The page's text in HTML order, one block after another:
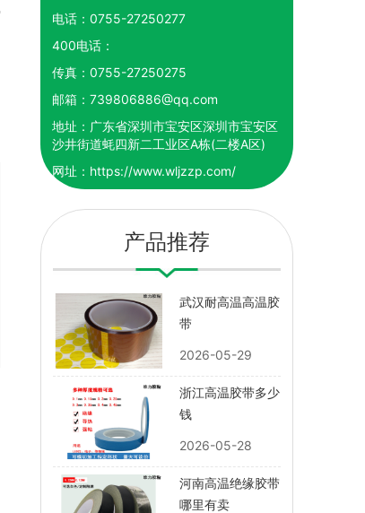
电话： 0755-27250277
400电话：
传真： 0755-27250275
邮箱： 739806886@qq.com
地址： 广东省深圳市宝安区深圳市宝安区
沙井街道蚝四新二工业区A栋(二楼A区)
网址： https://www.wljzzp.com/
产品推荐
武汉耐高温高温胶
带
2026-05-29
浙江高温胶带多少
钱
2026-05-28
河南高温绝缘胶带
哪里有卖